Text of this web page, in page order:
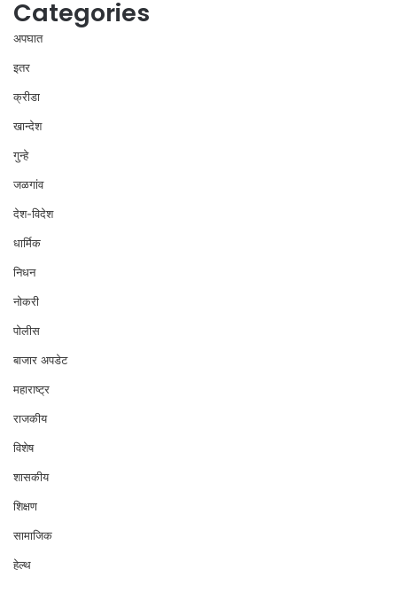
Categories
अपघात
इतर
क्रीडा
खान्देश
गुन्हे
जळगांव
देश-विदेश
धार्मिक
निधन
नोकरी
पोलीस
बाजार अपडेट
महाराष्ट्र
राजकीय
विशेष
शासकीय
शिक्षण
सामाजिक
हेल्थ